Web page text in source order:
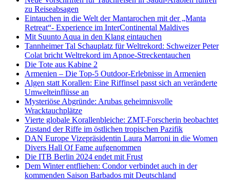
zu Reiseabsagen
Eintauchen in die Welt der Mantarochen mit der „Manta
Retreat“- Experience im InterContinental Maldives
Mit Suunto Aqua in den Klang eintauchen
Tannheimer Tal Schauplatz für Weltrekord: Schweizer Peter
Colat bricht Weltrekord im Apnoe-Streckentauchen
Die Tote aus Kabine 2
Armenien – Die Top-5 Outdoor-Erlebnisse in Armenien
Algen statt Korallen: Eine Riffinsel passt sich an veränderte
Umwelteinflüsse an
Mysteriöse Abgründe: Arubas geheimnisvolle
Wracktauchplätze
Vierte globale Korallenbleiche: ZMT-Forscherin beobachtet
Zustand der Riffe im östlichen tropischen Pazifik
DAN Europe Vizepräsidentin Laura Marroni in die Women
Divers Hall Of Fame aufgenommen
Die ITB Berlin 2024 endet mit Frust
Dem Winter entfliehen: Condor verbindet auch in der
kommenden Saison Barbados mit Deutschland